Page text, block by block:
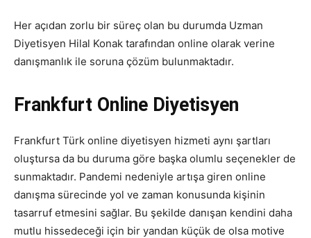
Her açıdan zorlu bir süreç olan bu durumda Uzman
Diyetisyen Hilal Konak tarafından online olarak verine
danışmanlık ile soruna çözüm bulunmaktadır.
Frankfurt Online Diyetisyen
Frankfurt Türk online diyetisyen hizmeti aynı şartları
oluştursa da bu duruma göre başka olumlu seçenekler de
sunmaktadır. Pandemi nedeniyle artışa giren online
danışma sürecinde yol ve zaman konusunda kişinin
tasarruf etmesini sağlar. Bu şekilde danışan kendini daha
mutlu hissedeceği için bir yandan küçük de olsa motive